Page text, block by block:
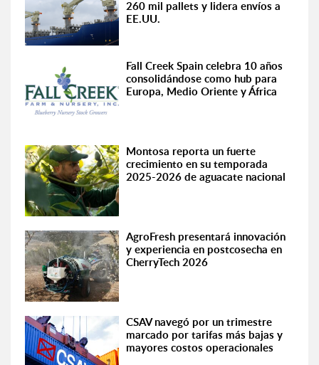
260 mil pallets y lidera envíos a
EE.UU.
Fall Creek Spain celebra 10 años
consolidándose como hub para
Europa, Medio Oriente y África
Montosa reporta un fuerte
crecimiento en su temporada
2025-2026 de aguacate nacional
AgroFresh presentará innovación
y experiencia en postcosecha en
CherryTech 2026
CSAV navegó por un trimestre
marcado por tarifas más bajas y
mayores costos operacionales